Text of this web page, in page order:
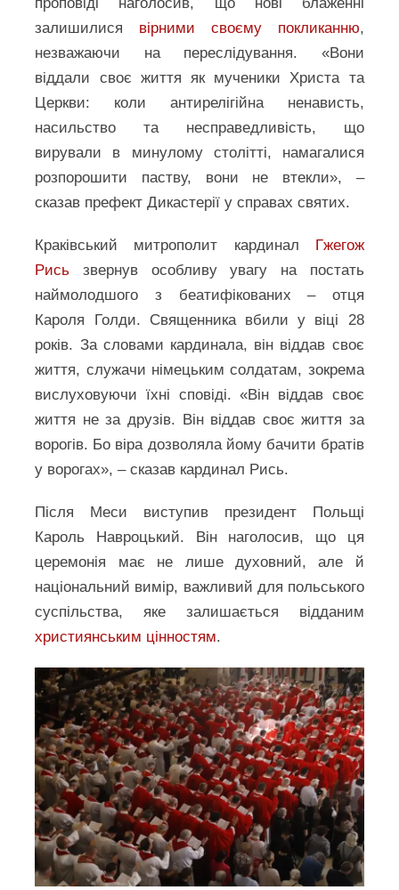
залишилися вірними своєму покликанню,
незважаючи на переслідування. «Вони
віддали своє життя як мученики Христа та
Церкви: коли антирелігійна ненависть,
насильство та несправедливість, що
вирували в минулому столітті, намагалися
розпорошити паству, вони не втекли», –
сказав префект Дикастерії у справах святих.
Краківський митрополит кардинал Гжегож
Рись звернув особливу увагу на постать
наймолодшого з беатифікованих – отця
Кароля Голди. Священника вбили у віці 28
років. За словами кардинала, він віддав своє
життя, служачи німецьким солдатам, зокрема
вислуховуючи їхні сповіді. «Він віддав своє
життя не за друзів. Він віддав своє життя за
ворогів. Бо віра дозволяла йому бачити братів
у ворогах», – сказав кардинал Рись.
Після Меси виступив президент Польщі
Кароль Навроцький. Він наголосив, що ця
церемонія має не лише духовний, але й
національний вимір, важливий для польського
суспільства, яке залишається відданим
християнським цінностям.